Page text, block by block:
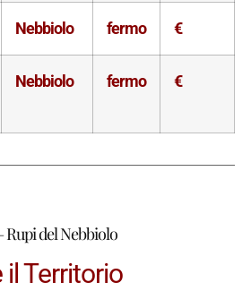
Nebbiolo fermo €
Nebbiolo fermo €
Rupi del Nebbiolo
il Territorio